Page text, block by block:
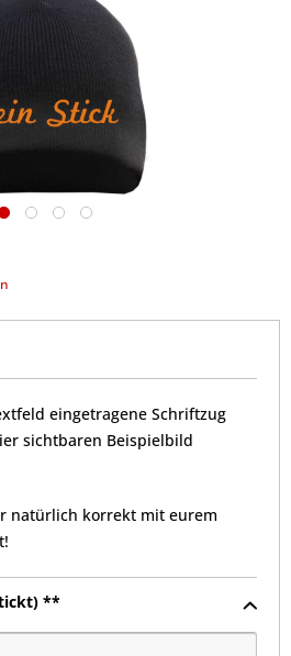
eingetragene Schriftzug
sichtbaren Beispielbild
natürlich korrekt mit eurem
**